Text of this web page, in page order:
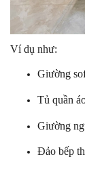
Ví dụ như:
Giường
Tủ quần
Giường
Đảo bếp